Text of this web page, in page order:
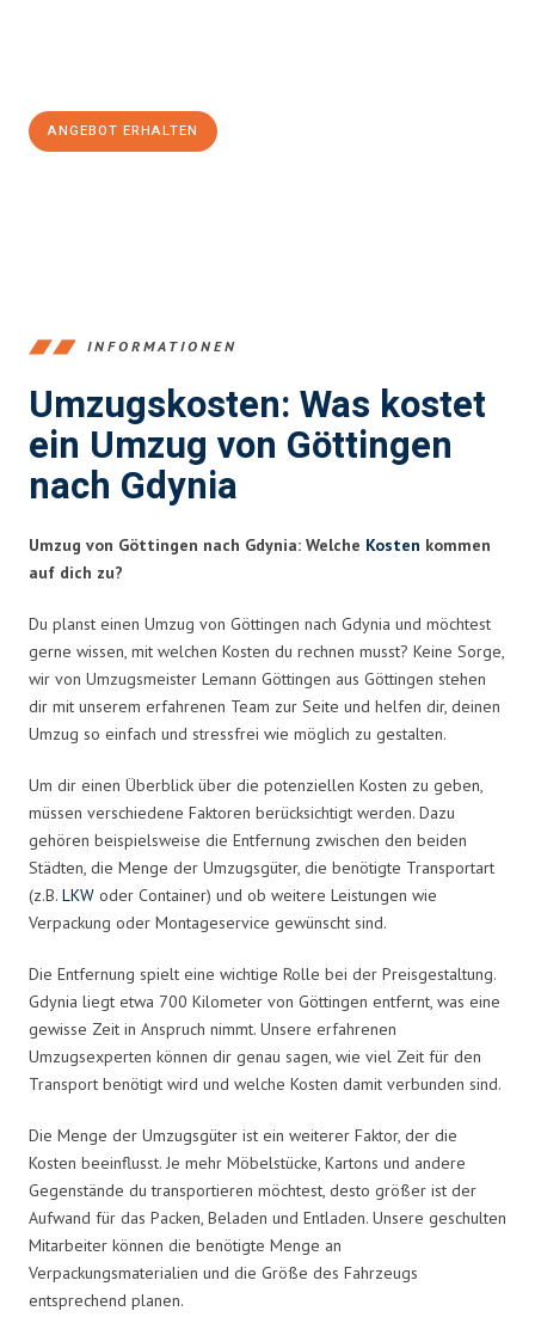
ANGEBOT ERHALTEN
INFORMATIONEN
Umzugskosten: Was kostet
ein Umzug von Göttingen
nach Gdynia
Umzug von Göttingen nach Gdynia: Welche Kosten kommen
auf dich zu?
Du planst einen Umzug von Göttingen nach Gdynia und möchtest
gerne wissen, mit welchen Kosten du rechnen musst? Keine Sorge,
wir von Umzugsmeister Lemann Göttingen aus Göttingen stehen
dir mit unserem erfahrenen Team zur Seite und helfen dir, deinen
Umzug so einfach und stressfrei wie möglich zu gestalten.
Um dir einen Überblick über die potenziellen Kosten zu geben,
müssen verschiedene Faktoren berücksichtigt werden. Dazu
gehören beispielsweise die Entfernung zwischen den beiden
Städten, die Menge der Umzugsgüter, die benötigte Transportart
(z.B. LKW oder Container) und ob weitere Leistungen wie
Verpackung oder Montageservice gewünscht sind.
Die Entfernung spielt eine wichtige Rolle bei der Preisgestaltung.
Gdynia liegt etwa 700 Kilometer von Göttingen entfernt, was eine
gewisse Zeit in Anspruch nimmt. Unsere erfahrenen
Umzugsexperten können dir genau sagen, wie viel Zeit für den
Transport benötigt wird und welche Kosten damit verbunden sind.
Die Menge der Umzugsgüter ist ein weiterer Faktor, der die
Kosten beeinflusst. Je mehr Möbelstücke, Kartons und andere
Gegenstände du transportieren möchtest, desto größer ist der
Aufwand für das Packen, Beladen und Entladen. Unsere geschulten
Mitarbeiter können die benötigte Menge an
Verpackungsmaterialien und die Größe des Fahrzeugs
entsprechend planen.